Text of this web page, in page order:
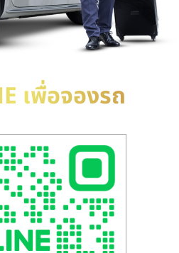
เพื่อจองรถ